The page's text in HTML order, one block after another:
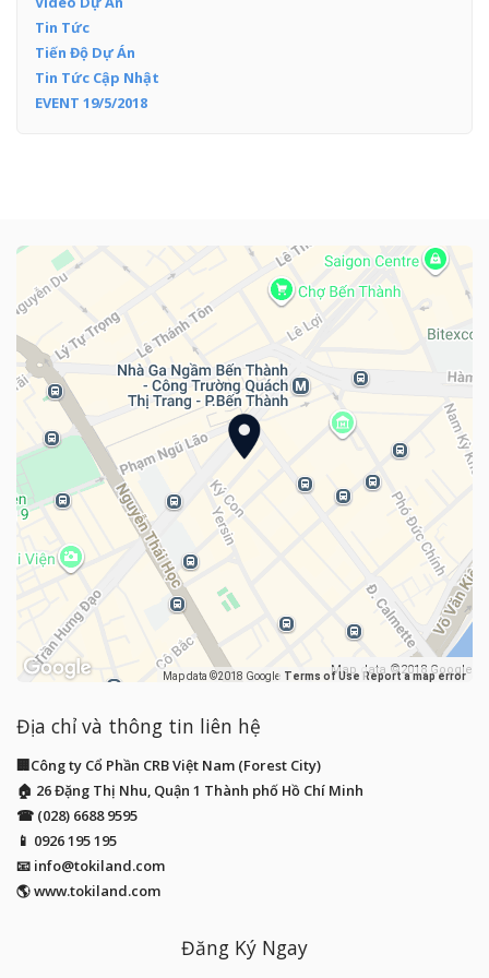
Tin Tức
Tiến Độ Dự Án
Tin Tức Cập Nhật
EVENT 19/5/2018
Map data ©2018 Google Map data ©2018 Google
Terms of Use Report a map error
Địa chỉ và thông tin liên hệ
🏢Công ty Cổ Phần CRB Việt Nam (Forest City)
🏠 26 Đặng Thị Nhu, Quận 1 Thành phố Hồ Chí Minh
☎ (028) 6688 9595
📱 0926 195 195
📧 info@tokiland.com
🌎 www.tokiland.com
Đăng Ký Ngay